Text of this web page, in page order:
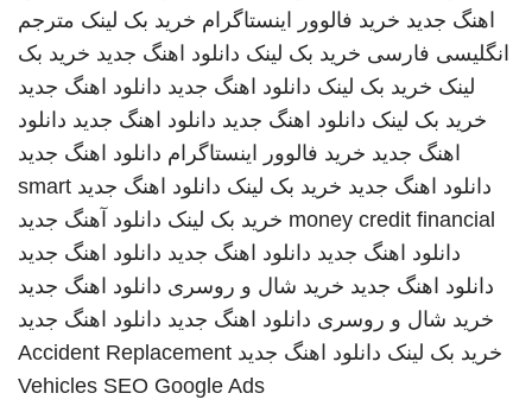
اهنگ جدید خرید فالوور اینستاگرام خرید بک لینک مترجم
انگلیسی فارسی خرید بک لینک دانلود اهنگ جدید خرید بک
لینک خرید بک لینک دانلود اهنگ جدید دانلود اهنگ جدید
خرید بک لینک دانلود اهنگ جدید دانلود اهنگ جدید دانلود
اهنگ جدید خرید فالوور اینستاگرام دانلود اهنگ جدید
دانلود اهنگ جدید خرید بک لینک دانلود اهنگ جدید smart
money credit financial خرید بک لینک دانلود آهنگ جدید
دانلود اهنگ جدید دانلود اهنگ جدید دانلود اهنگ جدید
دانلود اهنگ جدید خرید شال و روسری دانلود اهنگ جدید
خرید شال و روسری دانلود اهنگ جدید دانلود اهنگ جدید
خرید بک لینک دانلود اهنگ جدید Accident Replacement
Vehicles SEO Google Ads